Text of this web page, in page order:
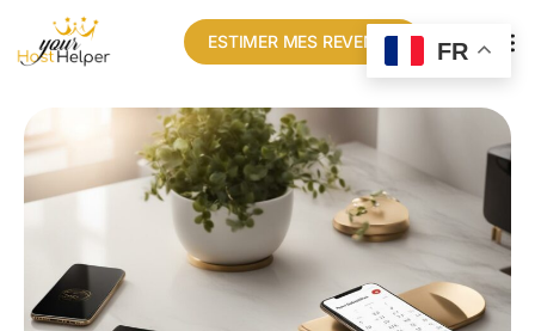
ESTIMER MES REVENUS FR